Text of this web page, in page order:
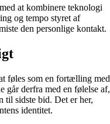
at kombinere teknologi
og tempo styret af
den personlige kontakt.
føles som en fortælling med
går derfra med en følelse af,
til sidste bid. Det er her,
identitet.